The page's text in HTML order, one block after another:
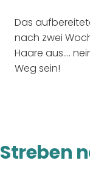
Das
nach zwei
Haare aus....
Weg sein!
Streben